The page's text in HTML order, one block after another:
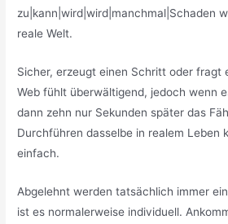
zu|kann|wird|wird|manchmal|Schaden
reale Welt.
Sicher, erzeugt einen Schritt oder fragt
Web fühlt überwältigend, jedoch wenn
dann zehn nur Sekunden später das
Durchführen dasselbe in realem Leben
einfach.
Abgelehnt werden tatsächlich immer
ist es normalerweise individuell.